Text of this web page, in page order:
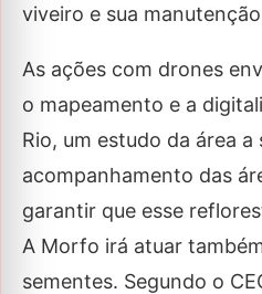
viveiro e sua
As ações com drones
o mapeamento e a
Rio, um estudo da área
acompanhamento das
garantir que esse
A Morfo irá atuar
sementes. Segundo o